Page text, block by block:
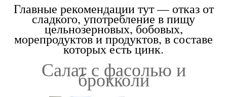
Главные рекомендации тут — отказ от
сладкого, употребление в пищу
цельнозерновых, бобовых,
морепродуктов и продуктов, в составе
которых есть цинк.
Салат с фасолью и
брокколи